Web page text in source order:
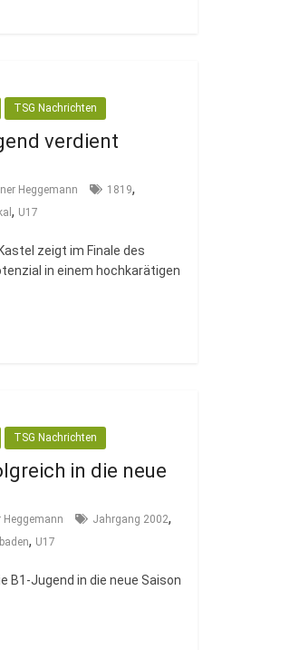
TSG Nachrichten
verdient
Heggemann 1819,
, U17
zeigt im Finale des
in einem hochkarätigen
TSG Nachrichten
in die neue
Heggemann Jahrgang 2002,
, U17
B1-Jugend in die neue Saison